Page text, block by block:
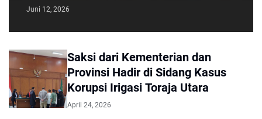
Juni 12, 2026
Saksi dari Kementerian dan
Provinsi Hadir di Sidang Kasus
Korupsi Irigasi Toraja Utara
April 24, 2026